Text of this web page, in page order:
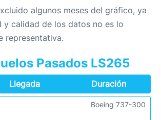
algunos meses del gráfico, ya
y calidad de los datos no es lo
representativa.
Pasados LS265
Llegada
Duración
Boeing 737-300